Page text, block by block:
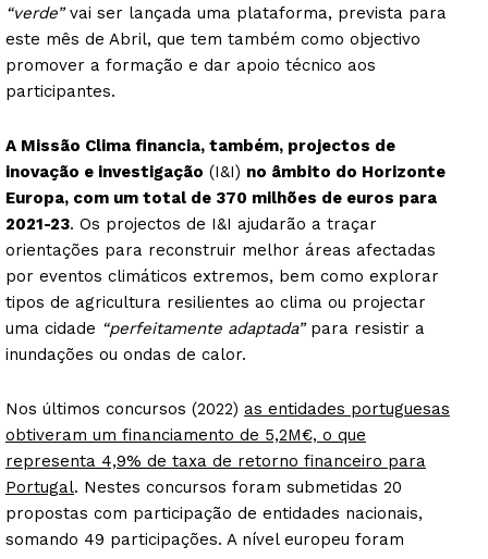
“verde”vai ser lançada uma plataforma, prevista para
este mês de Abril, que tem também como objectivo
promover a formação e dar apoio técnico aos
participantes.
A Missão Clima financia, também, projectos de
inovação e investigação (I&I) no âmbito do Horizonte
Europa, com um total de 370 milhões de euros para
2021-23. Os projectos de I&I ajudarão a traçar
orientações para reconstruir melhor áreas afectadas
por eventos climáticos extremos, bem como explorar
tipos de agricultura resilientes ao clima ou projectar
uma cidade “perfeitamente adaptada”para resistir a
inundações ou ondas de calor.
Nos últimos concursos (2022) as entidades portuguesas
obtiveram um financiamento de 5,2M€, o que
representa 4,9% de taxa de retorno financeiro para
Portugal. Nestes concursos foram submetidas 20
propostas com participação de entidades nacionais,
somando 49 participações. A nível europeu foram